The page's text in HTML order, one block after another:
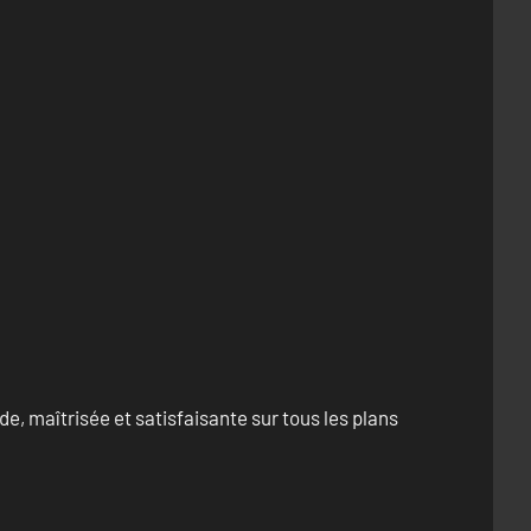
maîtrisée et satisfaisante sur tous les plans